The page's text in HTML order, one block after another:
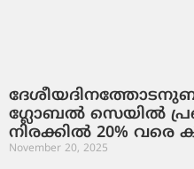
ഗ്ലോബൽ സെയിൽ
നിരക്കിൽ 20% വരെ
November 20, 2025